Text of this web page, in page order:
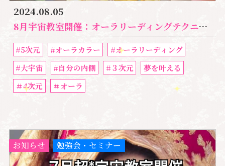
2024.08.05
8月宇宙教室開催：オーラリーディングテクニック公開します｜湘南心の森
#5次元 #オーラカラー
#オーラリーディング
#大宇宙
#自分の内側 #３次元
夢を叶える
＃4次元
＃オーラ
お知らせ 勉強会・セミナー